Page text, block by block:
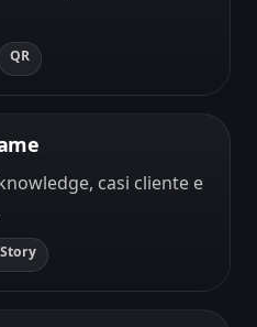
QR
casi cliente e